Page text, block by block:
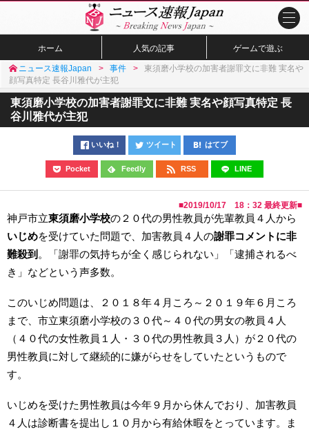
ホーム 人気の記事 ゲームで遊ぶ
ニュース速報Japan 事件
東須磨小学校の加害者謝罪文に非難 実名や
顔写真特定 長谷川雅代が主犯
東須磨小学校の加害者謝罪文に非難 実名や顔写真特定 長
谷川雅代が主犯
いいね！ ツイート はてブ
Pocket Feedly RSS LINE
■2019/10/17 18：32 最終更新■
神戸市立東須磨小学校の２０代の男性教員が先輩教員４人から
いじめを受けていた問題で、加害教員４人の謝罪コメントに非
難殺到 。「謝罪の気持ちが全く感じられない」「逮捕されるべ
き」などという声多数。
このいじめ問題は、２０１８年４月ころ～２０１９年６月ころ
まで、市立東須磨小学校の３０代～４０代の男女の教員４人
（４０代の女性教員１人・３０代の男性教員３人）が２０代の
男性教員に対して継続的に嫌がらせをしていたというもので
す。
いじめを受けた男性教員は今年９月から休んでおり、加害教員
４人は診断書を提出し１０月から有給休暇をとっています。ま